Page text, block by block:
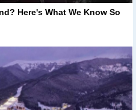
Here's What We Know So